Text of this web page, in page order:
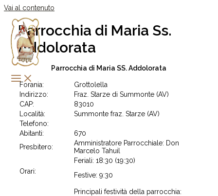
Vai al contenuto
Parrocchia di Maria Ss.
Addolorata
Parrocchia di Maria SS. Addolorata
Forania:
Grottolella
Indirizzo:
Fraz. Starze di Summonte (AV)
CAP:
83010
Località:
Summonte fraz. Starze (AV)
Telefono:
Abitanti:
670
Presbitero:
Amministratore Parrocchiale: Don
Marcelo Tahuil
Orari:
Feriali: 18:30 (19:30)
Festive: 9:30
Principali festività della parrocchia: